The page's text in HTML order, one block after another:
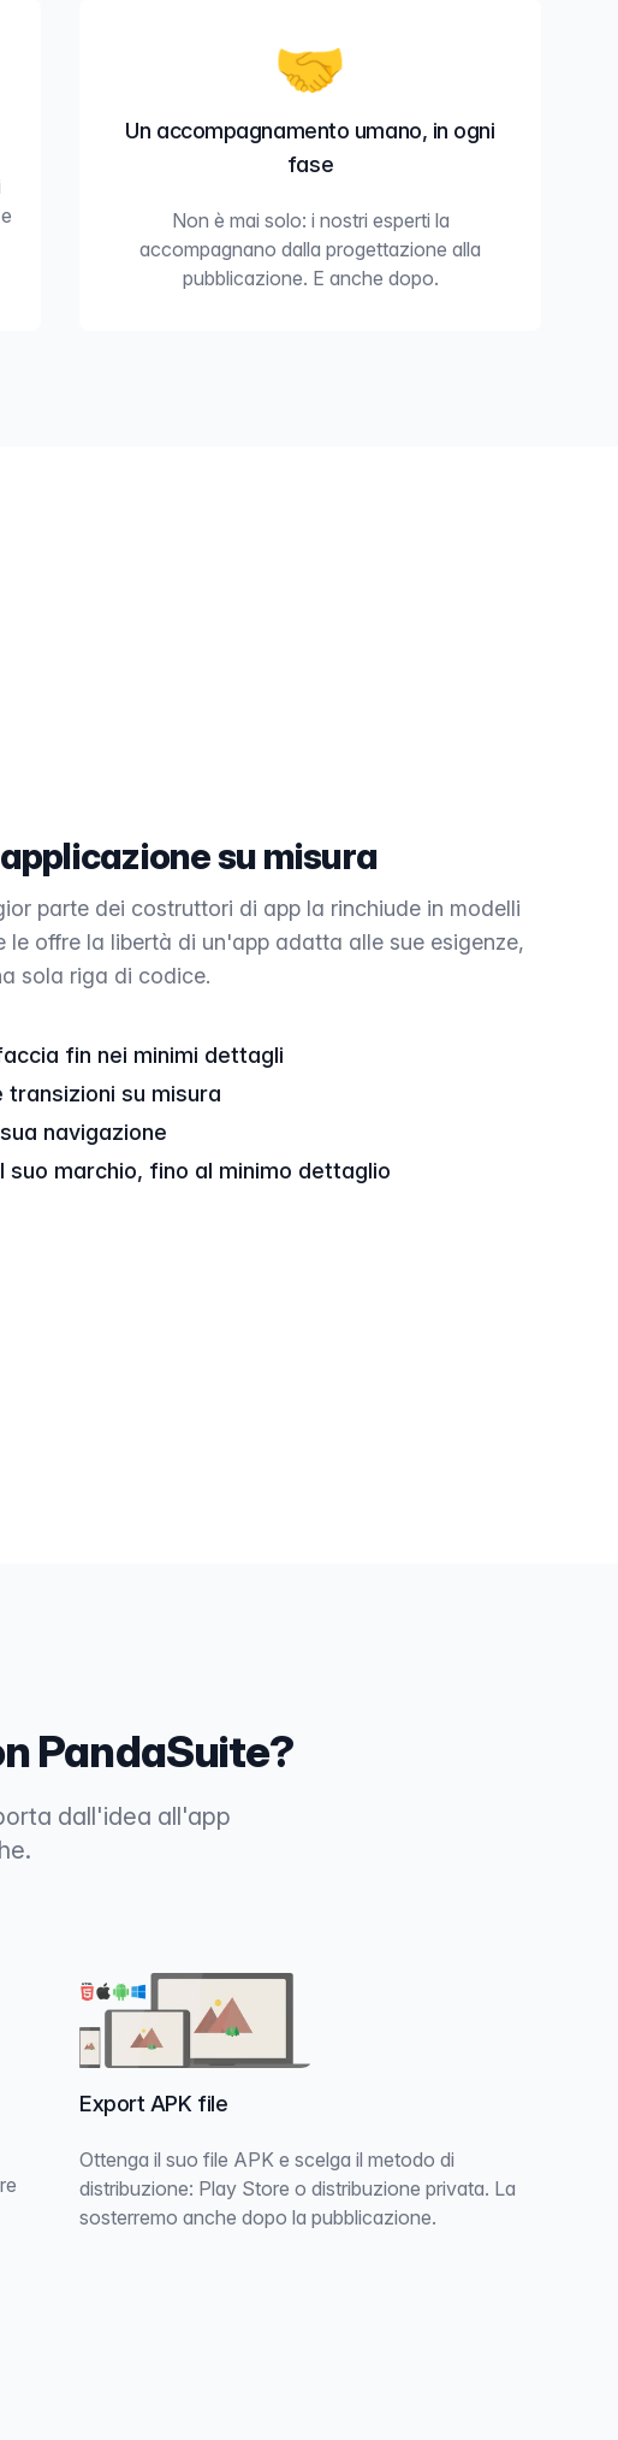
🤝
Un accompagnamento umano, in ogni
fase
Non è mai solo: i nostri esperti la
accompagnano dalla progettazione alla
pubblicazione. E anche dopo.
su misura
parte dei costruttori di app la rinchiude in modelli
le offre la libertà di un'app adatta alle sue esigenze,
sola riga di codice.
fin nei minimi dettagli
transizioni su misura
navigazione
suo marchio, fino al minimo dettaglio
PandaSuite?
dall'idea all'app
Export APK file
Ottenga il suo file APK e scelga il metodo di
distribuzione: Play Store o distribuzione privata. La
sosterremo anche dopo la pubblicazione.